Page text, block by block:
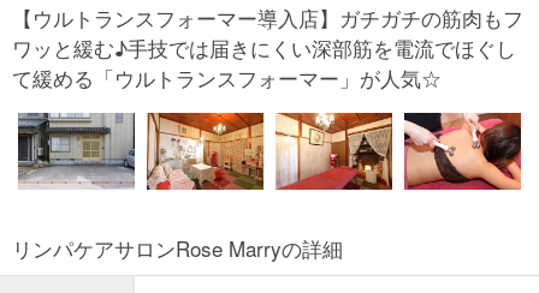
【ウルトランスフォーマー導入店】ガチガチの筋肉もフ
ワッと緩む♪手技では届きにくい深部筋を電流でほぐし
て緩める「ウルトランスフォーマー」が人気☆
リンパケアサロンRose Marryの詳細